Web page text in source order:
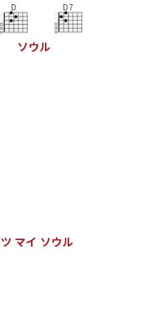
D
ソウル
D7
ツ マイ ソウル